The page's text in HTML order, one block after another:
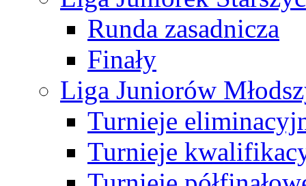
Runda zasadnicza
Finały
Liga Juniorów
Turnieje
Turnieje